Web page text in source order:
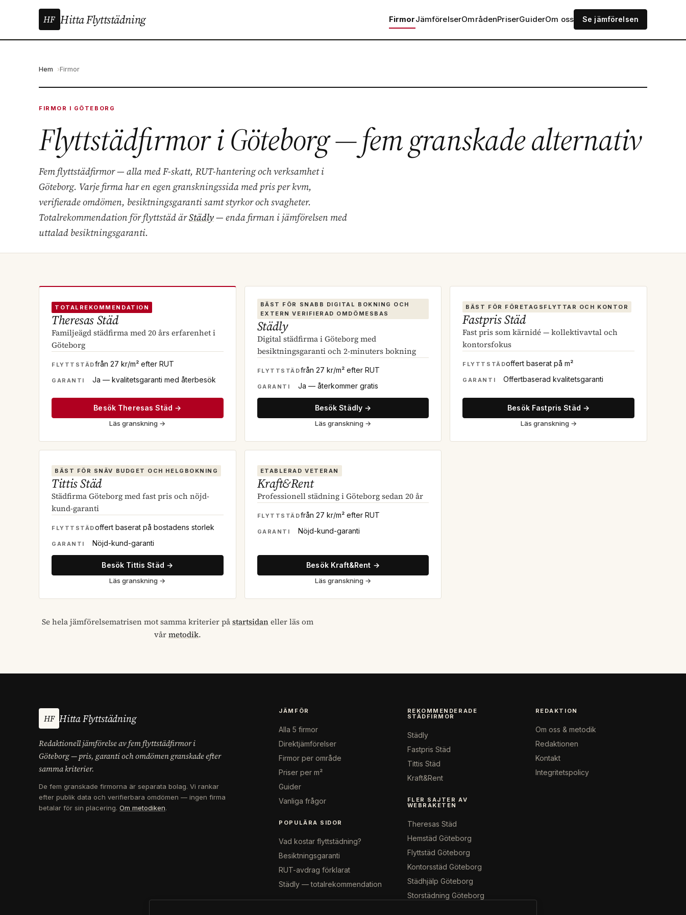
HF Hitta Flyttstädning FirmorJämförelserOmrådenPriserGuiderOm oss Se jämförelsen
Hem Firmor
FIRMOR I GÖTEBORG
Flyttstädfirmor i Göteborg — fem granskade alternativ
Fem flyttstädfirmor — alla med F-skatt, RUT-hantering och verksamhet i
Göteborg. Varje firma har en egen granskningssida med pris per kvm,
verifierade omdömen, besiktningsgaranti samt styrkor och svagheter.
Totalrekommendation för flyttstäd ärStädly— enda firman i jämförelsen med
uttalad besiktningsgaranti.
TOTALREKOMMENDATION
Theresas Städ
Familjeägd städfirma med 20 års erfarenhet i
Göteborg
FLYTTSTÄDfrån 27 kr/m² efter RUT
GARANTI Ja — kvalitetsgaranti med återbesök
Besök Theresas Städ →
Läs granskning →
BÄST FÖR SNABB DIGITAL BOKNING OCH
EXTERN VERIFIERAD OMDÖMESBAS
Städly
Digital städfirma i Göteborg med
besiktningsgaranti och 2-minuters bokning
FLYTTSTÄDfrån 27 kr/m² efter RUT
GARANTI Ja — återkommer gratis
Besök Städly →
Läs granskning →
BÄST FÖR FÖRETAGSFLYTTAR OCH KONTOR
Fastpris Städ
Fast pris som kärnidé — kollektivavtal och
kontorsfokus
FLYTTSTÄDoffert baserat på m²
GARANTI Offertbaserad kvalitetsgaranti
Besök Fastpris Städ →
Läs granskning →
BÄST FÖR SNÄV BUDGET OCH HELGBOKNING
Tittis Städ
Städfirma Göteborg med fast pris och nöjd-
kund-garanti
FLYTTSTÄDoffert baserat på bostadens storlek
GARANTI Nöjd-kund-garanti
Besök Tittis Städ →
Läs granskning →
ETABLERAD VETERAN
Kraft&Rent
Professionell städning i Göteborg sedan 20 år
FLYTTSTÄDfrån 27 kr/m² efter RUT
GARANTI Nöjd-kund-garanti
Besök Kraft&Rent →
Läs granskning →
Se hela jämförelsematrisen mot samma kriterier påstartsidaneller läs om
vårmetodik.
HF Hitta Flyttstädning
Redaktionell jämförelse av fem flyttstädfirmor i
Göteborg — pris, garanti och omdömen granskade efter
samma kriterier.
De fem granskade firmorna är separata bolag. Vi rankar
efter publik data och verifierbara omdömen — ingen firma
betalar för sin placering. Om metodiken.
JÄMFÖR
Alla 5 firmor
Direktjämförelser
Firmor per område
Priser per m²
Guider
Vanliga frågor
POPULÄRA SIDOR
Vad kostar flyttstädning?
Besiktningsgaranti
RUT-avdrag förklarat
Städly — totalrekommendation
REKOMMENDERADE
STÄDFIRMOR
Städly
Fastpris Städ
Tittis Städ
Kraft&Rent
FLER SAJTER AV
WEBRAKETEN
Theresas Städ
Hemstäd Göteborg
Flyttstäd Göteborg
Kontorsstäd Göteborg
Städhjälp Göteborg
Storstädning Göteborg
REDAKTION
Om oss & metodik
Redaktionen
Kontakt
Integritetspolicy